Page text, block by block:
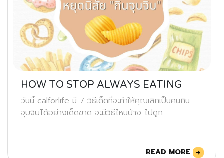
HOW TO STOP ALWAYS EATING
วันนี้ calforlife มี 7 วิธีเด็ดที่จะทำให้คุณเลิกเป็นคนกิน
จุบจิบได้อย่างเด็ดขาด จะมีวิธีไหนบ้าง ไปดูก
READ MORE